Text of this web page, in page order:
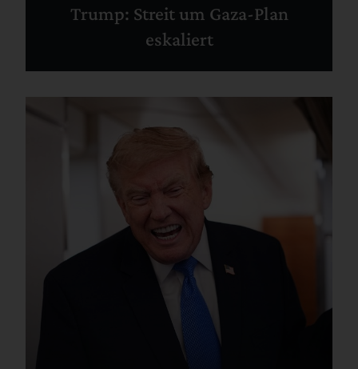
Trump: Streit um Gaza-Plan
eskaliert